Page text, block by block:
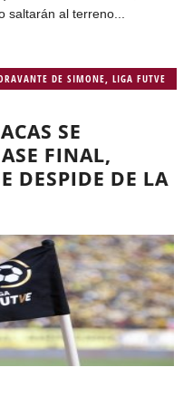
saltarán al terreno...
DE SIMONE ,LIGA FUTVE
SE
FINAL,
DESPIDE DE LA